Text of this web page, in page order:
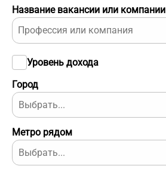
Название вакансии или компании
Город
Уровень дохода
Метро рядом